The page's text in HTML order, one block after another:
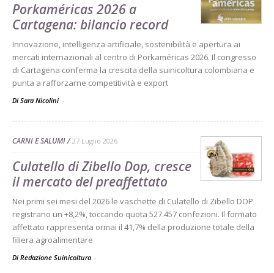
Porkaméricas 2026 a
Cartagena: bilancio record
Innovazione, intelligenza artificiale, sostenibilità e apertura ai
mercati internazionali al centro di Porkaméricas 2026. Il congresso
di Cartagena conferma la crescita della suinicoltura colombiana e
punta a rafforzarne competitività e export
Di Sara Nicolini -
CARNI E SALUMI 27 Luglio 2026
Culatello di Zibello Dop, cresce
il mercato del preaffettato
Nei primi sei mesi del 2026 le vaschette di Culatello di Zibello DOP
registrano un +8,2%, toccando quota 527.457 confezioni. Il formato
affettato rappresenta ormai il 41,7% della produzione totale della
filiera agroalimentare
Di Redazione Suinicoltura -